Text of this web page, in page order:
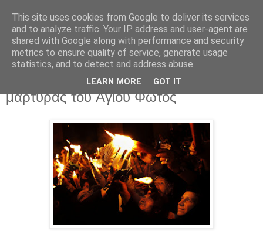
7 Απρ 2018
Λατίνος (Ρωμαιοκαθολικὸς) αὐτόπτης
μάρτυρας τοῦ Ἁγίου Φωτὸς
This site uses cookies from Google to deliver its services
and to analyze traffic. Your IP address and user-agent are
shared with Google along with performance and security
metrics to ensure quality of service, generate usage
statistics, and to detect and address abuse.
LEARN MORE GOT IT